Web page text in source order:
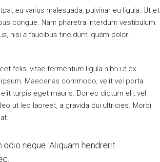
eu varius malesuada, pulvinar eu ligula. Ut et
congue. Nam pharetra interdum vestibulum.
nisi a faucibus tincidunt, quam dolor
felis, vitae fermentum ligula nibh ut ex.
Maecenas commodo, velit vel porta
turpis eget mauris. Donec dictum elit vel
ut leo laoreet, a gravida dui ultricies. Morbi
neque. Aliquam hendrerit